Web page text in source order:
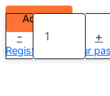
Register Lost your
-
Phonocar
Coppia
Driver
55W
+